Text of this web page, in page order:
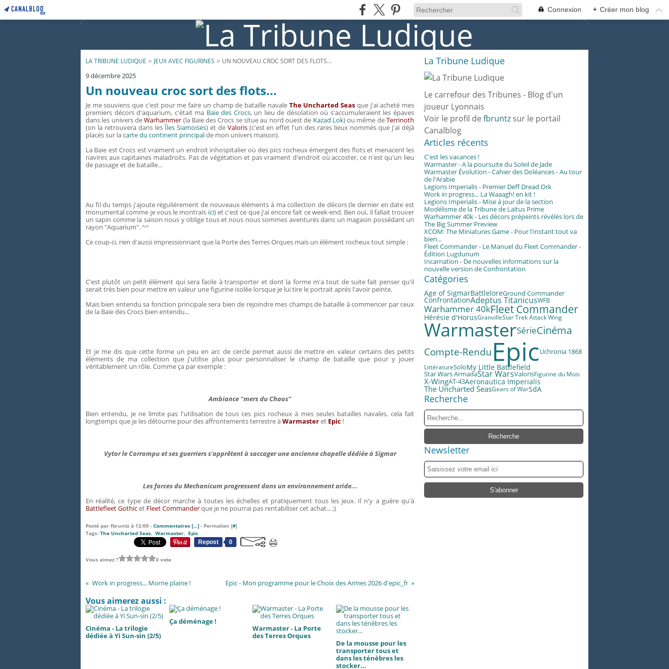
Connexion + Créer mon blog
LA TRIBUNE LUDIQUE > JEUX AVEC FIGURINES > UN NOUVEAU CROC SORT DES FLOTS...
9 décembre 2025
Un nouveau croc sort des flots...
Je me souviens que c'est pour me faire un champ de bataille navale The Uncharted Seas que j'ai acheté mes
premiers décors d'aquarium, c'était ma Baie des Crocs, un lieu de désolation où s'accumuleraient les épaves
dans les univers deWarhammer (la Baie des Crocs se situe au nord ouest de Kazad Lok) ou même deTerrinoth
(on la retrouvera dans lesÎles Siamoises) et de Valoris (c'est en effet l'un des rares lieux nommés que j'ai déjà
placés sur lacarte du continent principalde mon univers maison).
La Baie est Crocs est vraiment un endroit inhospitalier où des pics rocheux émergent des flots et menacent les
navires aux capitaines maladroits. Pas de végétation et pas vraiment d'endroit où accoster, ce n'est qu'un lieu
de passage et de bataille...
Au fil du temps j'ajoute régulièrement de nouveaux éléments à ma collection de décors (le dernier en date est
monumental comme je vous le montrais ici) et c'est ce que j'ai encore fait ce week-end. Ben oui, il fallait trouver
un sapin comme la saison nous y oblige tous et nous nous sommes aventurés dans un magasin possédant un
rayon "Aquarium". ^^
Ce coup-ci, rien d'aussi impressionnant que la Porte des Terres Orques mais un élément rocheux tout simple :
C'est plutôt un petit élément qui sera facile à transporter et dont la forme m'a tout de suite fait penser qu'il
serait très bien pour mettre en valeur une figurine isolée lorsque je lui tire le portrait après l'avoir peinte.
Mais bien entendu sa fonction principale sera bien de rejoindre mes champs de bataille à commencer par ceux
de la Baie des Crocs bien entendu...
Et je me dis que cette forme un peu en arc de cercle permet aussi de mettre en valeur certains des petits
éléments de ma collection que j'utilise plus pour personnaliser le champ de bataille que pour y jouer
véritablement un rôle. Comme ça par exemple :
Ambiance "mers du Chaos"
Bien entendu, je ne limite pas l'utilisation de tous ces pics rocheux à mes seules batailles navales, cela fait
longtemps que je les détourne pour des affrontements terrestre àWarmasteret Epic !
Vytor le Corrompu et ses guerriers s'apprêtent à saccager une ancienne chapelle dédiée à Sigmar
Les forces du Mechanicum progressent dans un environnement aride...
En réalité, ce type de décor marche à toutes les échelles et pratiquement tous les jeux. Il n'y a guère qu'à
Battlefleet Gothicet Fleet Commanderque je ne pourrai pas rentabiliser cet achat... ;)
Posté par fbruntz à 12:00 - Commentaires […] - Permalien [#]
Tags: The Uncharted Seas, Warmaster, Epic
Repost
0
Vous aimez ? 0 vote
Work in progress... Morne plaine ! Epic - Mon programme pour le Choix des Armes 2026 d'epic_fr
Vous aimerez aussi :
Cinéma - La trilogie
dédiée à Yi Sun-sin (2/5)
Ça déménage !
Warmaster - La Porte
des Terres Orques
De la mousse pour les
transporter tous et
dans les ténèbres les
stocker...
La Tribune Ludique
Le carrefour des Tribunes - Blog d'un
joueur Lyonnais
Voir le profil de fbruntz sur le portail
Canalblog
Articles récents
C'est les vacances !
Warmaster - A la poursuite du Soleil de Jade
Warmaster Évolution - Cahier des Doléances - Au tour
de l'Arabie
Legions Imperialis - Premier Deff Dread Ork
Work in progress... La Waaagh! en kit !
Legions Imperialis - Mise à jour de la section
Modélisme de la Tribune de Laïtus Prime
Warhammer 40k - Les décors prépeints révélés lors de
The Big Summer Preview
XCOM: The Miniatures Game - Pour l'instant tout va
bien...
Fleet Commander - Le Manuel du Fleet Commander -
Édition Lugdunum
Incarnation - De nouvelles informations sur la
nouvelle version de Confrontation
Catégories
Age of SigmarBattleloreGround Commander
ConfrontationAdeptus TitanicusWFB
Warhammer 40kFleet Commander
Hérésie d'HorusGranvilleStar Trek Attack Wing
WarmasterSérieCinéma
Compte-Rendu EpicUchronia 1868
LittératureSoloMy Little Battlefield
Star Wars ArmadaStar WarsValorisFigurine du Mois
X-WingAT-43Aeronautica Imperialis
The Uncharted SeasGears of WarSdA
Recherche
Newsletter